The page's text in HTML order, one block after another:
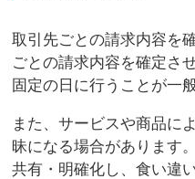
取引先ごとの請求内容を
ごとの請求内容を確定さ
固定の日に行うことが一
また、サービスや商品に
昧になる場合があります
共有・明確化し、食い違